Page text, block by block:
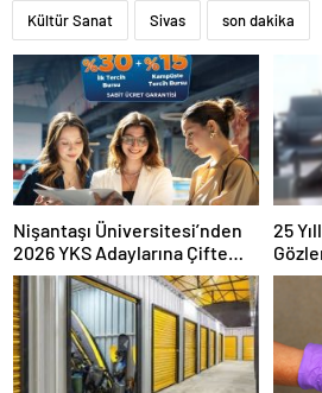
Kültür Sanat Sivas son dakika
Nişantaşı Üniversitesi’nden
2026 YKS Adaylarına Çifte
Güvence: Sabit Ücret ve
Kesintisiz Burs
25
Karar